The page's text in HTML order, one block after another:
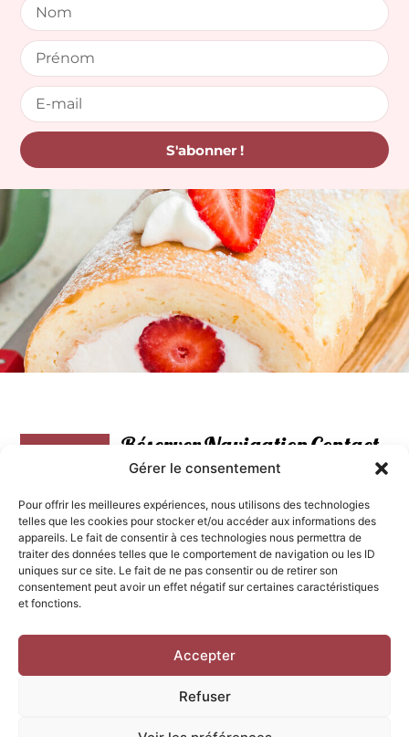
Gérer le consentement
Pour offrir les meilleures expériences, nous utilisons des technologies
telles que les cookies pour stocker et/ou accéder aux informations des
appareils. Le fait de consentir à ces technologies nous permettra de
traiter des données telles que le comportement de navigation ou les ID
uniques sur ce site. Le fait de ne pas consentir ou de retirer son
consentement peut avoir un effet négatif sur certaines caractéristiques
et fonctions.
Accepter
Refuser
S'abonner !
Réserver
votre
cours
L'agenda
Les
cours
Navigation
Agenda
Cours
Pâtisseries
Cartes
cadeaux
Contact
Contact
Victor
Hugo,
Lavaur
CGVCookies